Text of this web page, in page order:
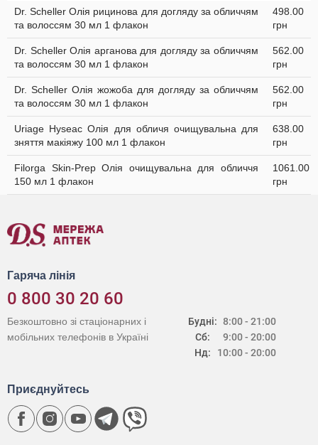
Dr. Scheller Олія рицинова для догляду за обличчям
та волоссям 30 мл 1 флакон
498.00
грн
Dr. Scheller Олія арганова для догляду за обличчям
та волоссям 30 мл 1 флакон
562.00
грн
Dr. Scheller Олія жожоба для догляду за обличчям
та волоссям 30 мл 1 флакон
562.00
грн
Uriage Hyseac Олія для обличя очищувальна для
зняття макіяжу 100 мл 1 флакон
638.00
грн
Filorga Skin-Prep Олія очищувальна для обличчя
150 мл 1 флакон
1061.00
грн
Гаряча лінія
0 800 30 20 60
Будні:
Сб:
Нд:
8:00 - 21:00
9:00 - 20:00
10:00 - 20:00
Безкоштовно зі стаціонарних і
мобільних телефонів в Україні
Приєднуйтесь